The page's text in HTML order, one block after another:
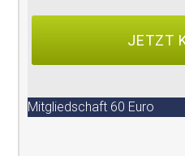
Mitgliedschaft 60 Euro